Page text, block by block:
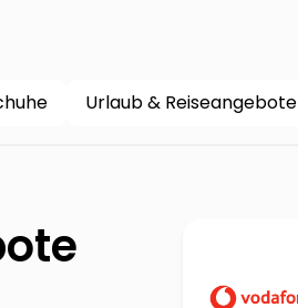
Urlaub & Reiseangebote